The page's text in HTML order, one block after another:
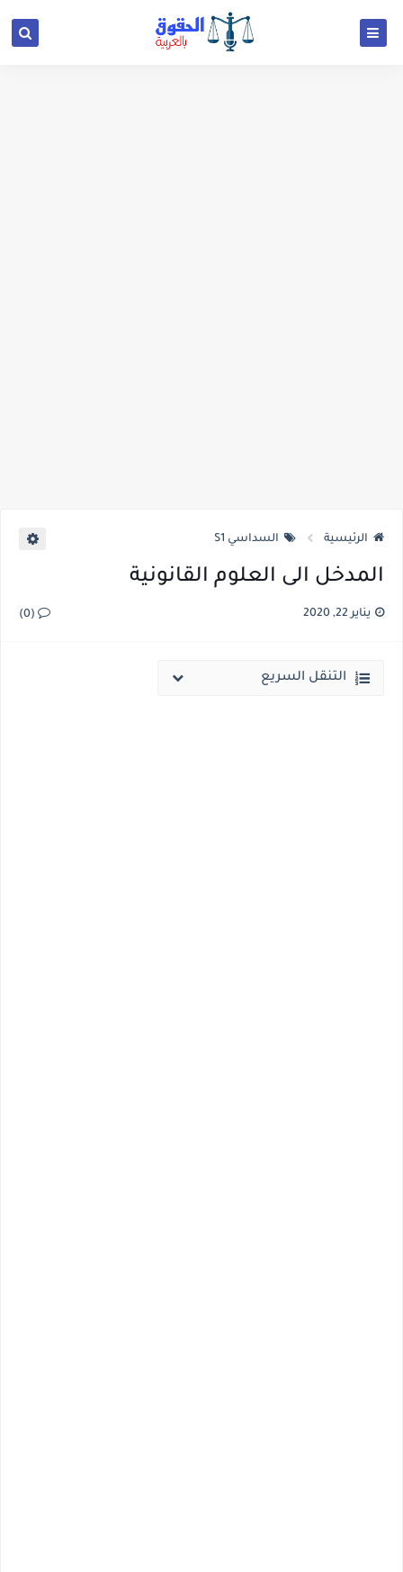
الرئيسية السداسي S1
المدخل الى العلوم القانونية
يناير 22, 2020 (0)
التنقل السريع